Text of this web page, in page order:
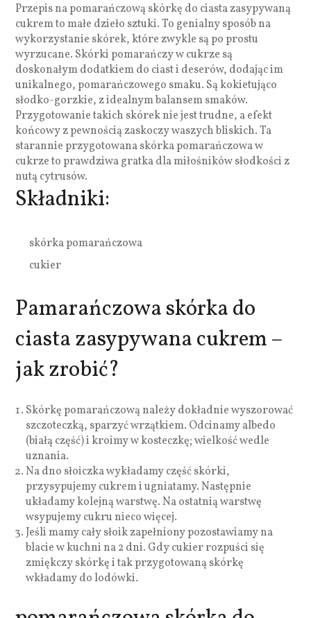
Przepis na pomarańczową skórkę do ciasta zasypywaną
cukrem to małe dzieło sztuki. To genialny sposób na
wykorzystanie skórek, które zwykle są po prostu
wyrzucane. Skórki pomarańczy w cukrze są
doskonałym dodatkiem do ciast i deserów, dodając im
unikalnego, pomarańczowego smaku. Są kokietująco
słodko-gorzkie, z idealnym balansem smaków.
Przygotowanie takich skórek nie jest trudne, a efekt
końcowy z pewnością zaskoczy waszych bliskich. Ta
starannie przygotowana skórka pomarańczowa w
cukrze to prawdziwa gratka dla miłośników słodkości z
nutą cytrusów.
Składniki:
skórka pomarańczowa
cukier
Pamarańczowa skórka do
ciasta zasypywana cukrem –
jak zrobić?
Skórkę pomarańczową należy dokładnie wyszorować
szczoteczką, sparzyć wrzątkiem. Odcinamy albedo
(białą część) i kroimy w kosteczkę; wielkość wedle
uznania.
Na dno słoiczka wykładamy część skórki,
przysypujemy cukrem i ugniatamy. Następnie
układamy kolejną warstwę. Na ostatnią warstwę
wsypujemy cukru nieco więcej.
Jeśli mamy cały słoik zapełniony pozostawiamy na
blacie w kuchni na 2 dni. Gdy cukier rozpuści się
zmiękczy skórkę i tak przygotowaną skórkę
wkładamy do lodówki.